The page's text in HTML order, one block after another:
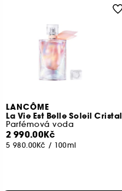
LANCÔME
La Vie Est Belle Soleil Cristal
Parfémová voda
2 990.00Kč
5 980.00Kč / 100ml